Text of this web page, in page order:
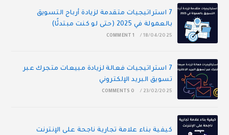
7 استراتيجيات متقدمة لزيادة أرباح التسويق
بالعمولة في 2025 (حتى لو كنت مبتدئًا)
18/04/2025
/
1 COMMENT
7 استراتيجيات فعالة لزيادة مبيعات متجرك عبر
تسويق البريد الإلكتروني
23/02/2025
/
0 COMMENTS
كيفية بناء علامة تجارية ناجحة على الإنترنت